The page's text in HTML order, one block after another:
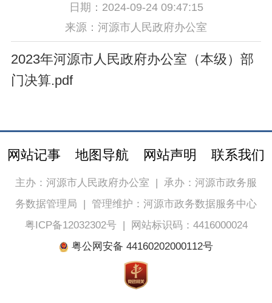
日期：2024-09-24 09:47:15
来源：河源市人民政府办公室
2023年河源市人民政府办公室（本级）部
门决算.pdf
网站记事 地图导航 网站声明 联系我们
主办：河源市人民政府办公室 | 承办：河源市政务服
务数据管理局 | 管理维护：河源市政务数据服务中心
粤ICP备12032302号|
网站标识码：4416000024
粤公网安备 44160202000112号